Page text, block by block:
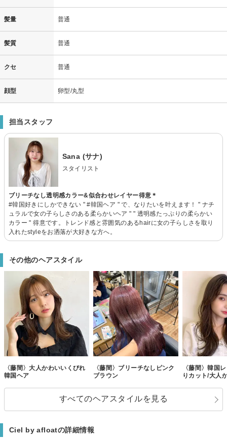
髪量 普通
髪質 普通
クセ 普通
顔型 卵型/丸型
担当スタッフ
Sana (サナ)
スタイリスト
ブリーチなし透明感カラー&似合わせレイヤー得意＊
#韓国好きにしかできない " #韓国ヘア " で、なりたいを叶えます！ " ナチ
ュラルで女の子らしさのある柔らかいヘア " " 透明感たっぷりの柔らかい
カラー " 得意です。トレンド感と雰囲気のあるhairに女の子らしさを取り
入れたstyleをお洒落が大好きな方へ。
その他のヘアスタイル
〈藤間〉大人かわいいくびれ
韓国ヘア
〈藤間〉ブリーチなしピンク
ブラウン
〈藤間〉韓国
りカット/大人
すべてのヘアスタイルを見る
Ciel by afloatの詳細情報